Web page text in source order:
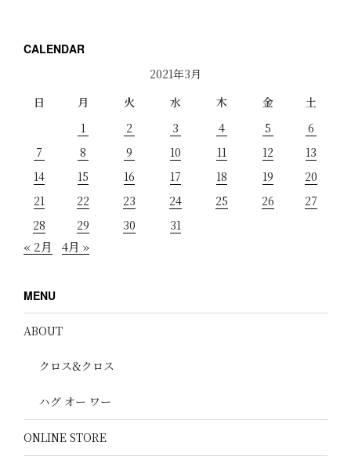
CALENDAR
2021年3月
日
月 火 水 木 金
土
1
2 3 4 5
6
7
8 9 10 11 12
13
14
15 16 17 18 19
20
21
22 23 24 25 26
27
28
29 30 31
« 2月 4月 »
MENU
ABOUT
クロス&クロス
ハグ オー ワー
ONLINE STORE